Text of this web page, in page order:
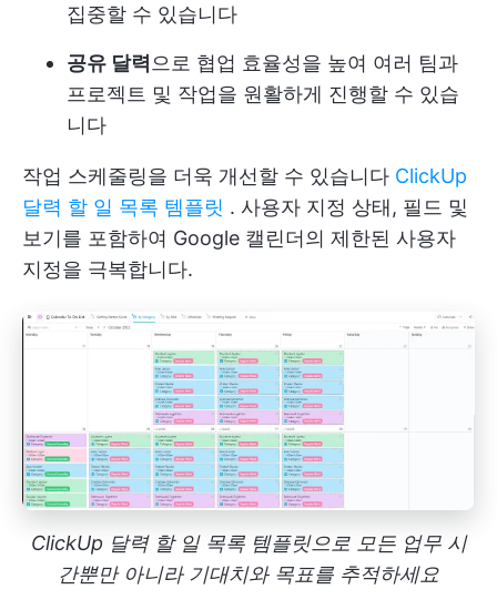
집중할 수 있습니다
공유 달력 으로 협업 효율성을 높여 여러 팀과
프로젝트 및 작업을 원활하게 진행할 수 있습
니다
작업 스케줄링을 더욱 개선할 수 있습니다 ClickUp
달력 할 일 목록 템플릿 . 사용자 지정 상태, 필드 및
보기를 포함하여 Google 캘린더의 제한된 사용자
지정을 극복합니다.
ClickUp 달력 할 일 목록 템플릿으로 모든 업무 시
간뿐만 아니라 기대치와 목표를 추적하세요